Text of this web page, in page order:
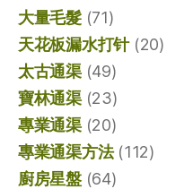
大量毛髮(71)
天花板漏水打针(20)
太古通渠(49)
寶林通渠(23)
專業通渠(20)
專業通渠方法(112)
廚房星盤(64)